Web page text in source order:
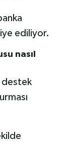
ediliyor.
nasıl
destek